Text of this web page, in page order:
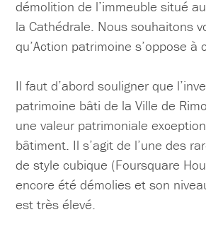
démolition de l’immeuble situé
la Cathédrale. Nous souhaitons
qu’Action patrimoine s’oppose à
Il faut d’abord souligner que
patrimoine bâti de la Ville de
une valeur patrimoniale
bâtiment. Il s’agit de l’une des
de style cubique (Foursquare
encore été démolies et son
est très élevé.